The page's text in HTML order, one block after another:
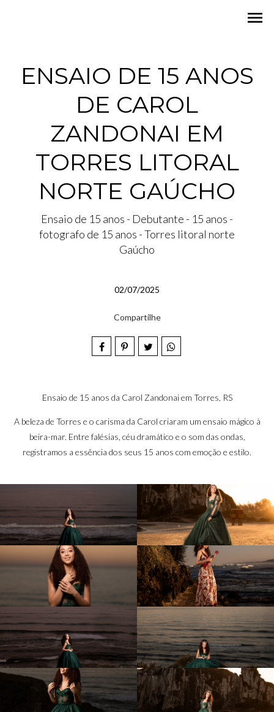
menu
ENSAIO DE 15 ANOS
DE CAROL
ZANDONAI EM
TORRES LITORAL
NORTE GAÚCHO
Ensaio de 15 anos - Debutante - 15 anos -
fotografo de 15 anos - Torres litoral norte
Gaúcho
02/07/2025
Compartilhe
Ensaio de 15 anos da Carol Zandonai em Torres, RS
A beleza de Torres e o carisma da Carol criaram um ensaio mágico à
beira-mar. Entre falésias, céu dramático e o som das ondas,
registramos a essência dos seus 15 anos com emoção e estilo.